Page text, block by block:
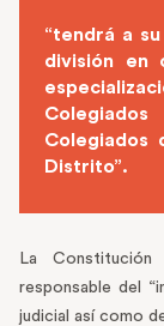
“tendrá a
división en
Colegiados
Distrito”.
La
responsable del
judicial así como